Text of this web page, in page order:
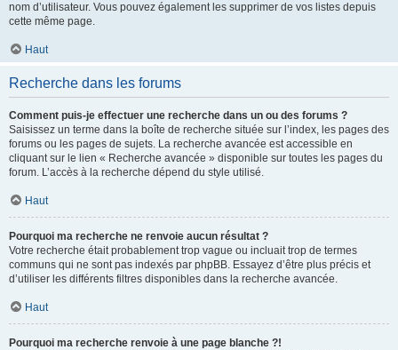
nom d’utilisateur. Vous pouvez également les supprimer de vos listes depuis
cette même page.
Haut
Recherche dans les forums
Comment puis-je effectuer une recherche dans un ou des forums ?
Saisissez un terme dans la boîte de recherche située sur l’index, les pages des
forums ou les pages de sujets. La recherche avancée est accessible en
cliquant sur le lien « Recherche avancée » disponible sur toutes les pages du
forum. L’accès à la recherche dépend du style utilisé.
Haut
Pourquoi ma recherche ne renvoie aucun résultat ?
Votre recherche était probablement trop vague ou incluait trop de termes
communs qui ne sont pas indexés par phpBB. Essayez d’être plus précis et
d’utiliser les différents filtres disponibles dans la recherche avancée.
Haut
Pourquoi ma recherche renvoie à une page blanche ?!